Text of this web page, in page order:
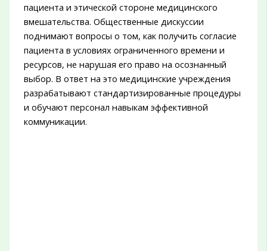
пациента и этической стороне медицинского
вмешательства. Общественные дискуссии
поднимают вопросы о том, как получить согласие
пациента в условиях ограниченного времени и
ресурсов, не нарушая его право на осознанный
выбор. В ответ на это медицинские учреждения
разрабатывают стандартизированные процедуры
и обучают персонал навыкам эффективной
коммуникации.